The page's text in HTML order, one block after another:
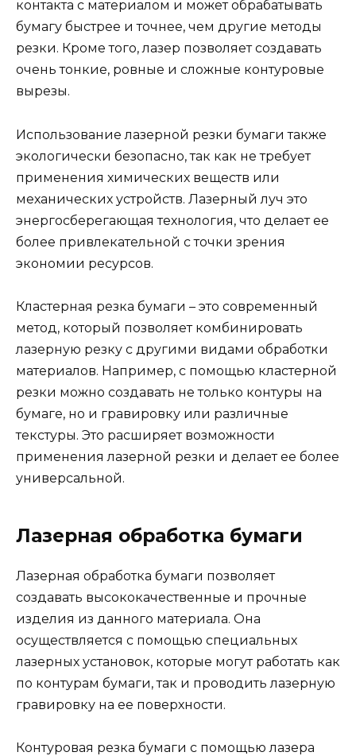
контакта с материалом и может обрабатывать
бумагу быстрее и точнее, чем другие методы
резки. Кроме того, лазер позволяет создавать
очень тонкие, ровные и сложные контуровые
вырезы.
Использование лазерной резки бумаги также
экологически безопасно, так как не требует
применения химических веществ или
механических устройств. Лазерный луч это
энергосберегающая технология, что делает ее
более привлекательной с точки зрения
экономии ресурсов.
Кластерная резка бумаги – это современный
метод, который позволяет комбинировать
лазерную резку с другими видами обработки
материалов. Например, с помощью кластерной
резки можно создавать не только контуры на
бумаге, но и гравировку или различные
текстуры. Это расширяет возможности
применения лазерной резки и делает ее более
универсальной.
Лазерная обработка бумаги
Лазерная обработка бумаги позволяет
создавать высококачественные и прочные
изделия из данного материала. Она
осуществляется с помощью специальных
лазерных установок, которые могут работать как
по контурам бумаги, так и проводить лазерную
гравировку на ее поверхности.
Контуровая резка бумаги с помощью лазера